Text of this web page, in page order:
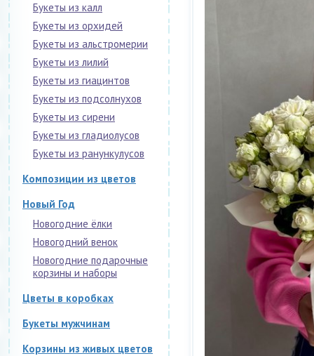
Букеты из калл
Букеты из орхидей
Букеты из альстромерии
Букеты из лилий
Букеты из гиацинтов
Букеты из подсолнухов
Букеты из сирени
Букеты из гладиолусов
Букеты из ранункулусов
Композиции из цветов
Новый Год
Новогодние ёлки
Новогодний венок
Новогодние подарочные
корзины и наборы
Цветы в коробках
Букеты мужчинам
Корзины из живых цветов